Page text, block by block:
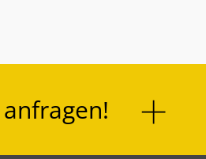
anfragen!